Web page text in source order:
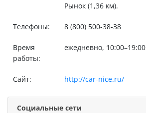
Рынок (1,36 км).
Телефоны: 8 (800) 500-38-38
Время
работы:
ежедневно, 10:00–19:00
Сайт: http://car-nice.ru/
Социальные сети